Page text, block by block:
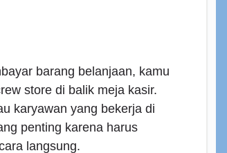
barang belanjaan, kamu
store di balik meja kasir.
karyawan yang bekerja di
penting karena harus
langsung.